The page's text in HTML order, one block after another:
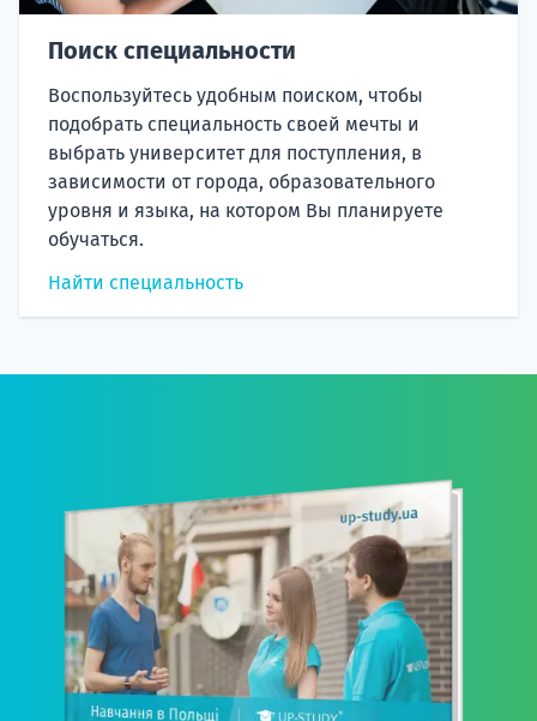
Поиск специальности
Воспользуйтесь удобным поиском, чтобы
подобрать специальность своей мечты и
выбрать университет для поступления, в
зависимости от города, образовательного
уровня и языка, на котором Вы планируете
обучаться.
Найти специальность